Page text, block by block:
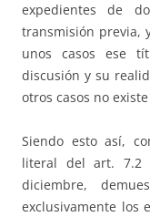
expedientes de
transmisión previa,
unos casos ese
discusión y su
otros casos no
Siendo esto así,
literal del art. 7.2
diciembre,
exclusivamente los